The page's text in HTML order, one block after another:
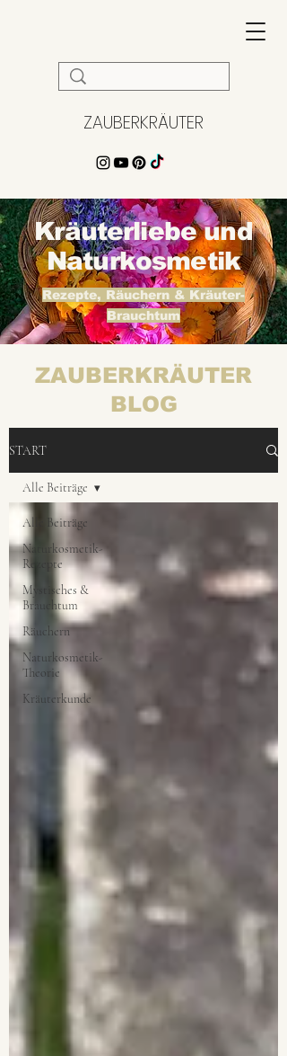
ZAUBERKRÄUTER
Kräuterliebe und
Naturkosmetik
Rezepte, Räuchern & Kräuter-
Brauchtum
ZAUBERKRÄUTER
BLOG
START
Alle Beiträge
Naturkosmetik-
Rezepte
Mystisches &
Brauchtum
Räuchern
Naturkosmetik-
Theorie
Kräuterkunde
Alle Beiträge